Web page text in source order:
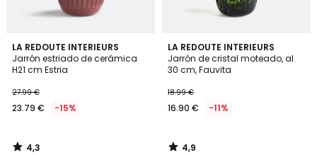
LA REDOUTE INTERIEURS
Jarrón estriado de cerámica
H21 cm Estria
27.99 €
23.79 € -15%
4,3
/ 5
4,3
/
LA REDOUTE INTERIEURS
Jarrón de cristal moteado, al.
30 cm, Fauvita
18.99 €
16.90 € -11%
4,9
/ 5
4,9
/